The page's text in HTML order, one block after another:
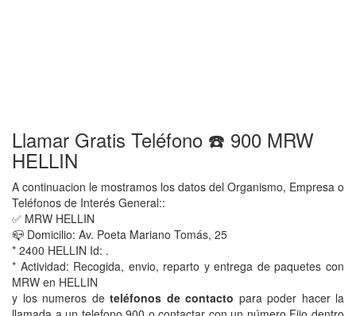
Llamar Gratis Teléfono ☎️ 900 MRW
HELLIN
A continuacion le mostramos los datos del Organismo, Empresa o
Teléfonos de Interés General::
✅ MRW HELLIN
📪 Domicilio: Av. Poeta Mariano Tomás, 25
* 2400 HELLIN Id: .
* Actividad: Recogida, envio, reparto y entrega de paquetes con
MRW en HELLIN
y los numeros de teléfonos de contacto para poder hacer la